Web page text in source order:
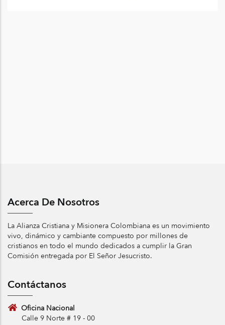
Acerca De Nosotros
La Alianza Cristiana y Misionera Colombiana es un movimiento
vivo, dinámico y cambiante compuesto por millones de
cristianos en todo el mundo dedicados a cumplir la Gran
Comisión entregada por El Señor Jesucristo.
Contáctanos
Oficina Nacional
Calle 9 Norte # 19 - 00